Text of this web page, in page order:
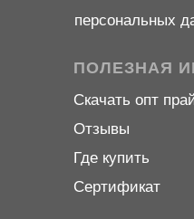
ПОЛЕЗНАЯ
Скачать опт
Сертификат
Отзывы
Где купить
персональных